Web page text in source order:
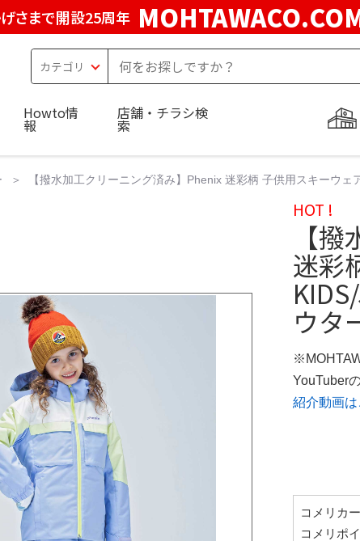
さまで開設25周年
Howto情
報
店舗・チラシ検
索
【撥水加工クリーニング済み】Phenix 迷彩柄 子供用スキーウ
HOT !
【
迷彩
ウタ
YouTuber
紹介動画は
コメリカ
コメリポ